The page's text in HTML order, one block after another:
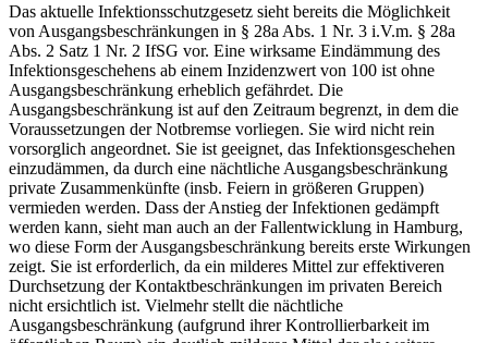
Das aktuelle Infektionsschutzgesetz sieht bereits die Möglichkeit
von Ausgangsbeschränkungen in § 28a Abs. 1 Nr. 3 i.V.m. § 28a
Abs. 2 Satz 1 Nr. 2 IfSG vor. Eine wirksame Eindämmung des
Infektionsgeschehens ab einem Inzidenzwert von 100 ist ohne
Ausgangsbeschränkung erheblich gefährdet. Die
Ausgangsbeschränkung ist auf den Zeitraum begrenzt, in dem die
Voraussetzungen der Notbremse vorliegen. Sie wird nicht rein
vorsorglich angeordnet. Sie ist geeignet, das Infektionsgeschehen
einzudämmen, da durch eine nächtliche Ausgangsbeschränkung
private Zusammenkünfte (insb. Feiern in größeren Gruppen)
vermieden werden. Dass der Anstieg der Infektionen gedämpft
werden kann, sieht man auch an der Fallentwicklung in Hamburg,
wo diese Form der Ausgangsbeschränkung bereits erste Wirkungen
zeigt. Sie ist erforderlich, da ein milderes Mittel zur effektiveren
Durchsetzung der Kontaktbeschränkungen im privaten Bereich
nicht ersichtlich ist. Vielmehr stellt die nächtliche
Ausgangsbeschränkung (aufgrund ihrer Kontrollierbarkeit im